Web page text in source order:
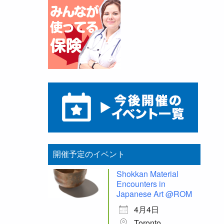
開催予定のイベント
Shokkan Material
Encounters in
Japanese Art @ROM
4月4日